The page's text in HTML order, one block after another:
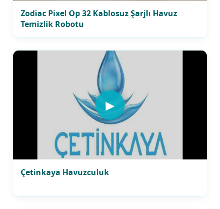
Zodiac Pixel Op 32 Kablosuz Şarjlı Havuz
Temizlik Robotu
▶
Çetinkaya Havuzculuk